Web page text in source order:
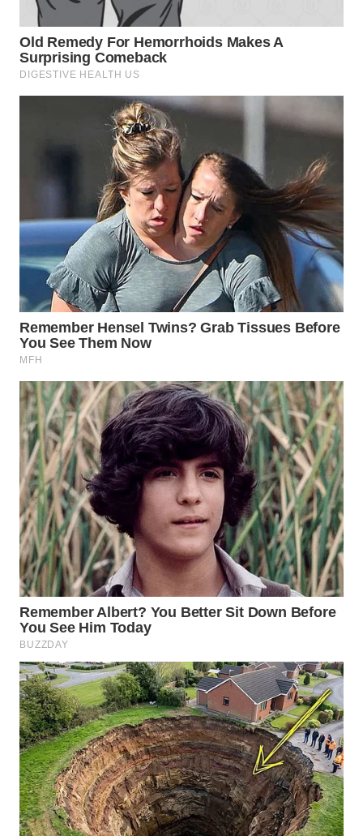
WN
NATUNA
LIKUPANG
WN
LABUANBAJO
WN
BORNEO
Wahana
Media
Group
WAHANA
NEWS
WAHANA
TANI
WAHANA
ADVOKAT
WAHANA
INFRASTRUKTUR
WAHANA
KONSUMEN
WAHANA
LISTRIK
WAHANA
TRAVEL